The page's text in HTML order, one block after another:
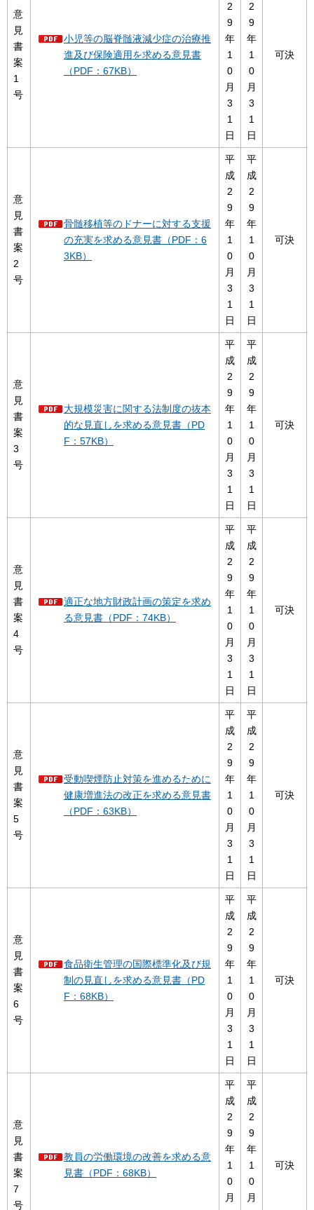
意
見
書
案
1
号
小児等の脳脊髄液減少症の治療推
進及び保険適用を求める意見書
（PDF：67KB）
2
9
年
1
0
月
3
1
日
2
9
年
1
0
月
3
1
日
可決
意
見
書
案
2
号
骨髄移植等のドナーに対する支援
の充実を求める意見書（PDF：6
3KB）
平
成
2
9
年
1
0
月
3
1
日
平
成
2
9
年
1
0
月
3
1
日
可決
意
見
書
案
3
号
大規模災害に関する法制度の抜本
的な見直しを求める意見書（PD
F：57KB）
平
成
2
9
年
1
0
月
3
1
日
平
成
2
9
年
1
0
月
3
1
日
可決
意
見
書
案
4
号
適正な地方財政計画の策定を求め
る意見書（PDF：74KB）
平
成
2
9
年
1
0
月
3
1
日
平
成
2
9
年
1
0
月
3
1
日
可決
意
見
書
案
5
号
受動喫煙防止対策を進めるために
健康増進法の改正を求める意見書
（PDF：63KB）
平
成
2
9
年
1
0
月
3
1
日
平
成
2
9
年
1
0
月
3
1
日
可決
意
見
書
案
6
号
食品衛生管理の国際標準化及び規
制の見直しを求める意見書（PD
F：68KB）
平
成
2
9
年
1
0
月
3
1
日
平
成
2
9
年
1
0
月
3
1
日
可決
意
見
書
案
7
号
教員の労働環境の改善を求める意
見書（PDF：68KB）
平
成
2
9
年
1
0
月
平
成
2
9
年
1
0
月
可決